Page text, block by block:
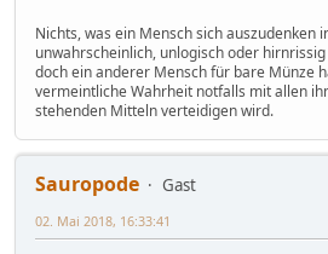
Nichts, was ein Mensch sich auszudenken
unwahrscheinlich, unlogisch oder
doch ein anderer Mensch für bare Münze
vermeintliche Wahrheit notfalls mit allen
stehenden Mitteln verteidigen wird.
Sauropode
Gast
02. Mai 2018, 16:33:41